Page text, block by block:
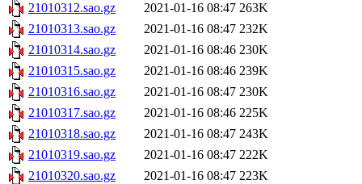
21010312.sao.gz
2021-01-16 08:47 263K
21010313.sao.gz
2021-01-16 08:47 232K
21010314.sao.gz
2021-01-16 08:46 230K
21010315.sao.gz
2021-01-16 08:46 239K
21010316.sao.gz
2021-01-16 08:47 230K
21010317.sao.gz
2021-01-16 08:46 225K
21010318.sao.gz
2021-01-16 08:47 243K
21010319.sao.gz
2021-01-16 08:47 222K
21010320.sao.gz
2021-01-16 08:47 223K